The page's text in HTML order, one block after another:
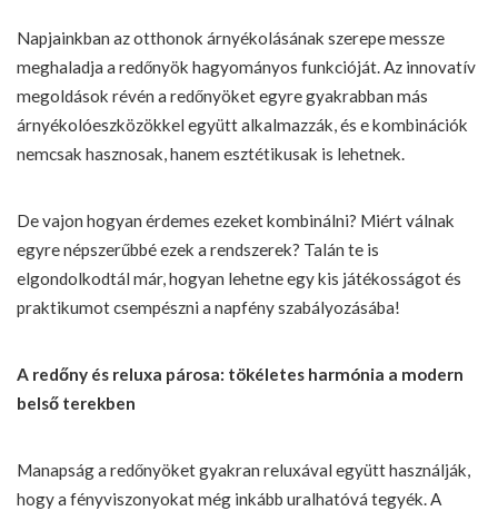
Napjainkban az otthonok árnyékolásának szerepe messze
meghaladja a redőnyök hagyományos funkcióját. Az innovatív
megoldások révén a redőnyöket egyre gyakrabban más
árnyékolóeszközökkel együtt alkalmazzák, és e kombinációk
nemcsak hasznosak, hanem esztétikusak is lehetnek.
De vajon hogyan érdemes ezeket kombinálni? Miért válnak
egyre népszerűbbé ezek a rendszerek? Talán te is
elgondolkodtál már, hogyan lehetne egy kis játékosságot és
praktikumot csempészni a napfény szabályozásába!
A redőny és reluxa párosa: tökéletes harmónia a modern
belső terekben
Manapság a redőnyöketgyakran reluxával együtt használják,
hogy a fényviszonyokat még inkább uralhatóvá tegyék. A